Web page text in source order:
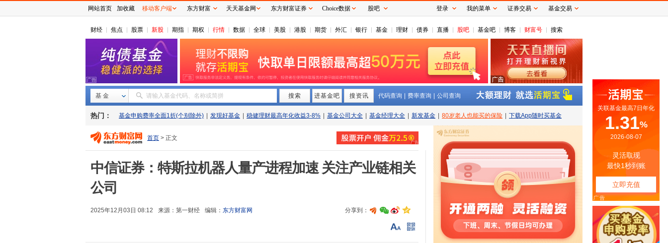
财经 焦点 股票 新股 期指 期权 行情 数据 全球 美股 港股 期货 外汇 银行 基金 理财 债券 直播 股吧 基金吧 博客 财富号 搜索
基 金 请输入基金代码、名称或简拼 搜索 进基金吧 搜资讯 代码查询 费率查询 公司查询
热门： 基金申购费率全面1折(个别除外) 发现好基金 稳健理财最高年化收益3-8% 基金公司大全 基金经理大全 新发基金 80岁老人也能买的保险 下载App随时买基金
首页 > 正文
中信证券：特斯拉机器人量产进程加速 关注产业链相关
公司
2025年12月03日 08:12 来源： 第一财经 编辑： 东方财富网 分享到：
网站首页 加收藏 移动客户端 东方财富 天天基金网 东方财富证券 Choice数据 股吧 登录 我的菜单 证券交易 基金交易